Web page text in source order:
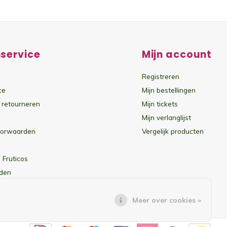
Fruticos
Mijn account
Registreren
Mijn bestellingen
Mijn tickets
Mijn verlanglijst
Vergelijk producten
Meer over cookies »